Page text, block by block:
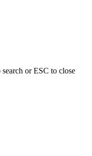
or ESC to close